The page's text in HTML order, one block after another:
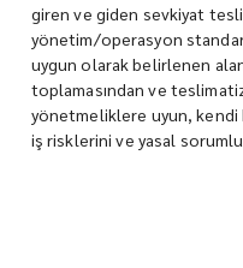
giren ve giden sevkiyat
yönetim/operasyon
uygun olarak belirlenen
toplamasından ve
yönetmeliklere uyun,
iş risklerini ve yasal